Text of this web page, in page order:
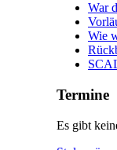
War
Wie
Termine
Es gibt